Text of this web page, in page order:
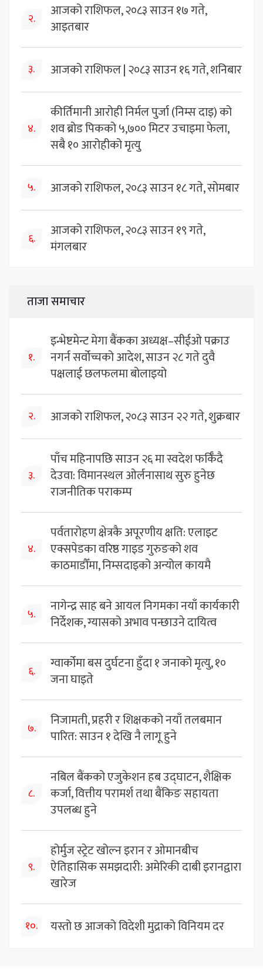
२.
आजको राशिफल, २०८३ साउन १७ गते,
आइतबार
३. आजको राशिफल | २०८३ साउन १६ गते, शनिबार
४.
कीर्तिमानी आरोही निर्मल पुर्जा (निम्स दाइ) को
शव ब्रोड पिकको ५,७०० मिटर उचाइमा फेला,
सबै १० आरोहीको मृत्यु
५. आजको राशिफल, २०८३ साउन १८ गते, सोमबार
६.
आजको राशिफल, २०८३ साउन १९ गते,
मंगलबार
ताजा समाचार
१.
इन्भेष्टमेन्ट मेगा बैंकका अध्यक्ष–सीईओ पक्राउ
नगर्न सर्वोच्चको आदेश, साउन २८ गते दुवै
पक्षलाई छलफलमा बोलाइयो
२. आजको राशिफल, २०८३ साउन २२ गते, शुक्रबार
३.
पाँच महिनापछि साउन २६ मा स्वदेश फर्किँदै
देउवा: विमानस्थल ओर्लनासाथ सुरु हुनेछ
राजनीतिक पराकम्प
४.
पर्वतारोहण क्षेत्रकै अपूरणीय क्षति: एलाइट
एक्सपेडका वरिष्ठ गाइड गुरुङको शव
काठमाडौँमा, निम्सदाइको अन्योल कायमै
५.
नागेन्द्र साह बने आयल निगमका नयाँ कार्यकारी
निर्देशक, ग्यासको अभाव पन्छाउने दायित्व
६.
ग्वार्कोमा बस दुर्घटना हुँदा १ जनाको मृत्यु, १०
जना घाइते
७.
निजामती, प्रहरी र शिक्षकको नयाँ तलबमान
पारित: साउन १ देखि नै लागू हुने
८.
नबिल बैंकको एजुकेशन हब उद्घाटन, शैक्षिक
कर्जा, वित्तीय परामर्श तथा बैंकिङ सहायता
उपलब्ध हुने
९.
होर्मुज स्ट्रेट खोल्न इरान र ओमानबीच
ऐतिहासिक समझदारी: अमेरिकी दाबी इरानद्वारा
खारेज
१०. यस्तो छ आजको विदेशी मुद्राको विनियम दर